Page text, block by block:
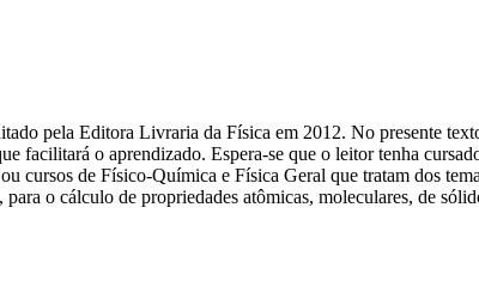
pela Editora Livraria da Física em 2012. No presente
facilitará o aprendizado. Espera-se que o leitor tenha
cursos de Físico-Química e Física Geral que tratam dos
o cálculo de propriedades atômicas, moleculares, de